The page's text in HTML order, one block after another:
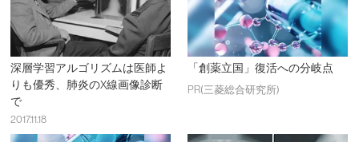
深層学習アルゴリズムは医師よ
りも優秀、肺炎のX線画像診断
で
2017.11.18
「創薬立国」復活への分岐点
PR(三菱総合研究所)